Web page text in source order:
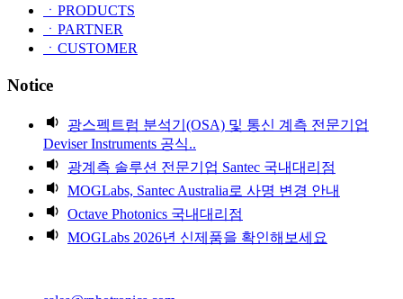
ㆍPRODUCTS
ㆍPARTNER
ㆍCUSTOMER
Notice
광스펙트럼 분석기(OSA) 및 통신 계측 전문기업
Deviser Instruments 공식..
광계측 솔루션 전문기업 Santec 국내대리점
MOGLabs, Santec Australia로 사명 변경 안내
Octave Photonics 국내대리점
MOGLabs 2026년 신제품을 확인해보세요